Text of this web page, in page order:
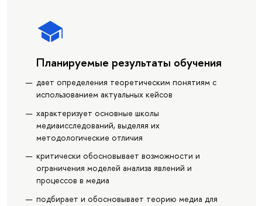
Планируемые результаты обучения
дает определения теоретическим понятиям с
использованием актуальных кейсов
характеризует основные школы
медиаисследований, выделяя их
методологические отличия
критически обосновывает возможности и
ограничения моделей анализа явлений и
процессов в медиа
подбирает и обосновывает теорию медиа для